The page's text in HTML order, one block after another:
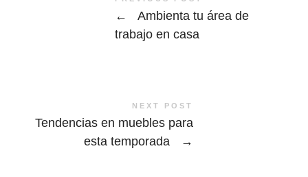
←
Ambienta tu área de
trabajo en casa
NEXT POST
Tendencias en muebles para
esta temporada
→